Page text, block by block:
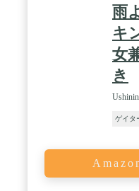
雨
キ
女
き
ゲイタ